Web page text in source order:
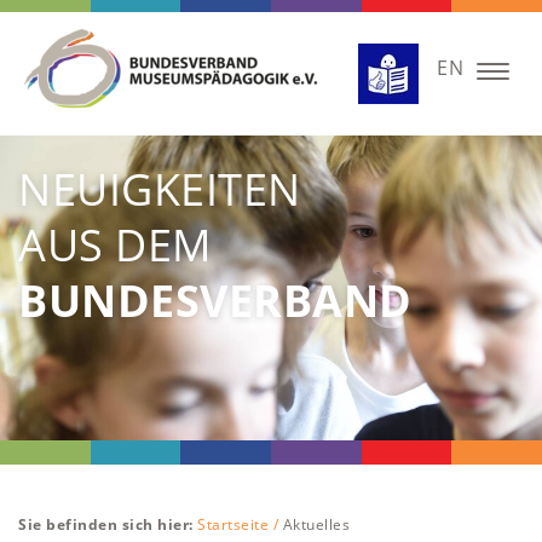
EN
NEUIGKEITEN
AUS DEM
BUNDESVERBAND
Sie befinden sich hier: Startseite / Aktuelles